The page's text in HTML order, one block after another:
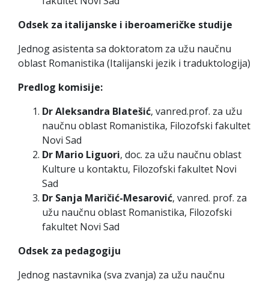
Odsek za italijanske i iberoameričke studije
Jednog asistenta sa doktoratom za užu naučnu
oblast Romanistika (Italijanski jezik i traduktologija)
Predlog komisije:
Dr Aleksandra Blatešić, vanred.prof. za užu
naučnu oblast Romanistika, Filozofski fakultet
Novi Sad
Dr Mario Liguori, doc. za užu naučnu oblast
Kulture u kontaktu, Filozofski fakultet Novi
Sad
Dr Sanja Maričić-Mesarović, vanred. prof. za
užu naučnu oblast Romanistika, Filozofski
fakultet Novi Sad
Odsek za pedagogiju
Jednog nastavnika (sva zvanja) za užu naučnu